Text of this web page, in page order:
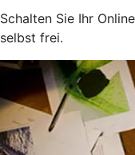
Schalten Sie Ihr
selbst frei.